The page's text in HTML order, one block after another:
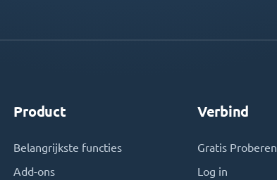
Product
Belangrijkste functies
Add-ons
Verbind
Gratis Proberen
Log in